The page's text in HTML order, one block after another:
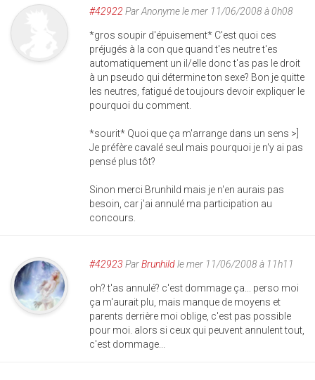
#42922 ParAnonymele mer 11/06/2008 à 0h08
*gros soupir d'épuisement* C'est quoi ces
préjugés à la con que quand t'es neutre t'es
automatiquement un il/elle donc t'as pas le droit
à un pseudo qui détermine ton sexe? Bon je quitte
les neutres, fatigué de toujours devoir expliquer le
pourquoi du comment.
*sourit* Quoi que ça m'arrange dans un sens >]
Je préfère cavalé seul mais pourquoi je n'y ai pas
pensé plus tôt?
Sinon merci Brunhild mais je n'en aurais pas
besoin, car j'ai annulé ma participation au
concours.
#42923 ParBrunhildle mer 11/06/2008 à 11h11
oh? t'as annulé? c'est dommage ça... perso moi
ça m'aurait plu, mais manque de moyens et
parents derrière moi oblige, c'est pas possible
pour moi. alors si ceux qui peuvent annulent tout,
c'est dommage...